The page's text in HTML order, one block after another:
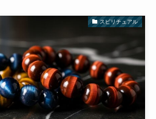
スピリチュアル